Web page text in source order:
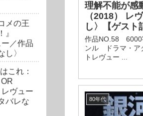
理解不能が感
（2018） レ
し〉【ゲスト
作品NO.58
ンル ドラマ・ア
トレヴュー ...
80年代
メの王
』
ー／作品
し〉
これ：
ヴュー
バレな